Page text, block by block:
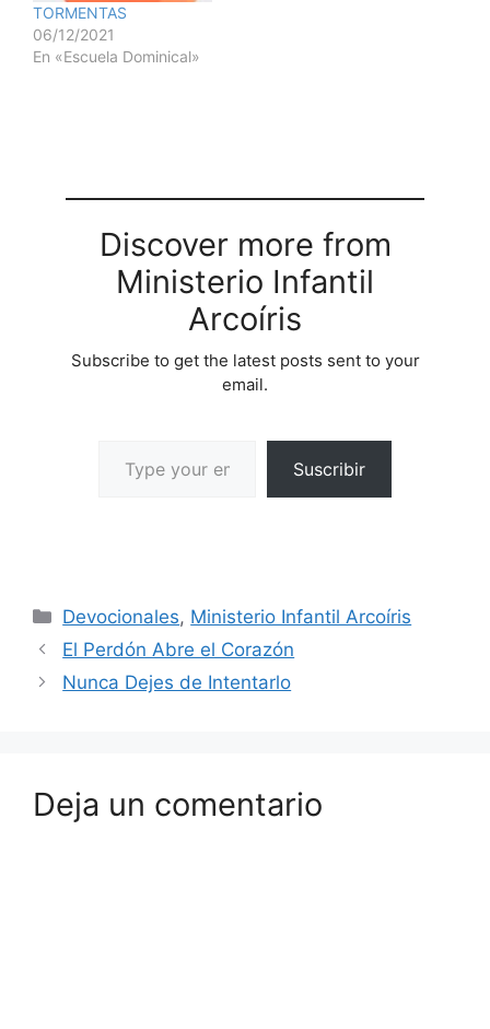
TORMENTAS
06/12/2021
En «Escuela Dominical»
Discover more from
Ministerio Infantil
Arcoíris
Subscribe to get the latest posts sent to your
email.
Suscribir
Devocionales, Ministerio Infantil Arcoíris
El Perdón Abre el Corazón
Nunca Dejes de Intentarlo
Deja un comentario